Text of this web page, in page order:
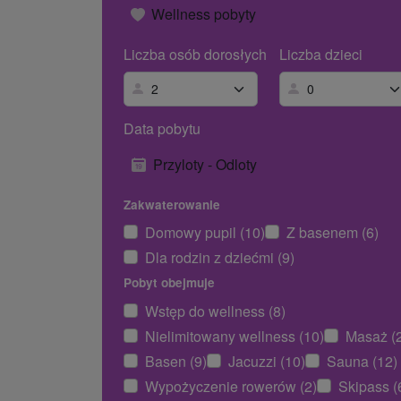
Wellness pobyty
Liczba osób dorosłych
Liczba dzieci
Data pobytu
Przyloty - Odloty
Zakwaterowanie
Domowy pupil (10)
Z basenem (6)
Dla rodzin z dziećmi (9)
Pobyt obejmuje
Wstęp do wellness (8)
Nielimitowany wellness (10)
Masaż
Basen (9)
Jacuzzi (10)
Sauna (12)
Wypożyczenie rowerów (2)
Skipass